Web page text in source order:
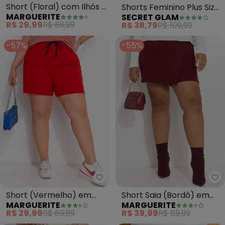
Short (Floral) com Ilhós e
Amarração Plus Size
MARGUERITE
R$ 29,99R$ 69,99
Shorts Feminino Plus Size
(Laranja)
SECRET GLAM
R$ 38,79R$ 109,99
-57%
Marguerite - Short (Vermelho)
Short (Vermelho) em
Malha de Algodão
MARGUERITE
R$ 29,99R$ 69,99
-55%
Short Saia (Bordô) em
Malha Crepe
MARGUERITE
R$ 39,99R$ 89,99